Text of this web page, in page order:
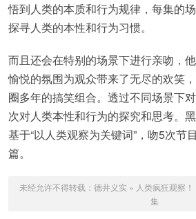
悟到人类的本质和行为规律，每集的
探寻人类的本性和行为习惯。
而且还会在特别的场景下进行亲吻，
愉悦的氛围为观众带来了无尽的欢笑
圈多年的搞笑组合。透过不同场景下
次对人类本性和行为的探究和思考。
基于“以人类观察为关键词”，吻5次节
篇。
未经允许不得转载： 德井义实 » 人类疯狂观察
集